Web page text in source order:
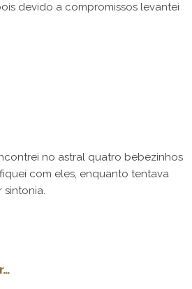
devido a compromissos levantei
no astral quatro bebezinhos
com eles, enquanto tentava
sintonia.